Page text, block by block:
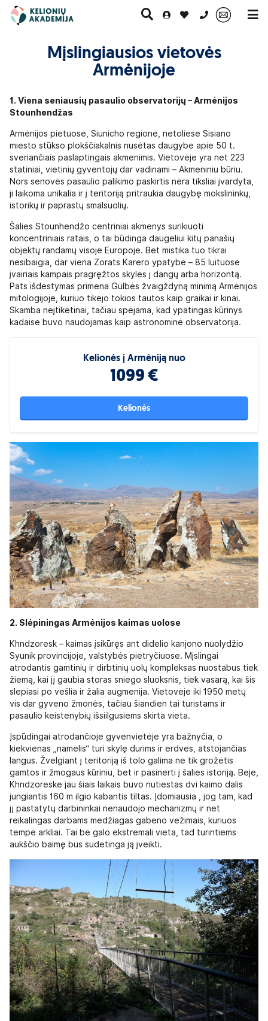
0 700 11007
minutė
kelionės
kelionės
Mįslingiausios vietovės
Armėnijoje
1. Viena seniausių pasaulio observatorijų – Armėnijos
Stounhendžas
Armėnijos pietuose, Siunicho regione, netoliese Sisiano
miesto stūkso plokščiakalnis nusėtas daugybe apie 50 t.
sveriančiais paslaptingais akmenimis. Vietovėje yra net 223
statiniai, vietinių gyventojų dar vadinami – Akmeniniu būriu.
Nors senovės pasaulio palikimo paskirtis nėra tiksliai įvardyta,
ji laikoma unikalia ir į teritoriją pritraukia daugybę mokslininkų,
istorikų ir paprastų smalsuolių.
Šalies Stounhendžo centriniai akmenys surikiuoti
koncentriniais ratais, o tai būdinga daugeliui kitų panašių
objektų randamų visoje Europoje. Bet mistika tuo tikrai
nesibaigia, dar viena Zorats Karero ypatybė – 85 luituose
įvairiais kampais pragręžtos skylės į dangų arba horizontą.
Pats išdėstymas primena Gulbės žvaigždyną minimą Armėnijos
mitologijoje, kuriuo tikėjo tokios tautos kaip graikai ir kinai.
Skamba neįtikėtinai, tačiau spėjama, kad ypatingas kūrinys
kadaise buvo naudojamas kaip astronominė observatorija.
Kelionės į Armėniją nuo
1099 €
Kelionės
2. Slėpiningas Armėnijos kaimas uolose
Khndzoresk – kaimas įsikūręs ant didelio kanjono nuolydžio
Syunik provincijoje, valstybės pietryčiuose. Mįslingai
atrodantis gamtinių ir dirbtinių uolų kompleksas nuostabus tiek
žiemą, kai jį gaubia storas sniego sluoksnis, tiek vasarą, kai šis
slepiasi po vešlia ir žalia augmenija. Vietovėje iki 1950 metų
vis dar gyveno žmonės, tačiau šiandien tai turistams ir
pasaulio keistenybių išsiilgusiems skirta vieta.
Įspūdingai atrodančioje gyvenvietėje yra bažnyčia, o
kiekvienas „namelis“ turi skylę durims ir erdves, atstojančias
langus. Žvelgiant į teritoriją iš tolo galima ne tik grožėtis
gamtos ir žmogaus kūriniu, bet ir pasinerti į šalies istoriją. Beje,
Khndzoreske jau šiais laikais buvo nutiestas dvi kaimo dalis
jungiantis 160 m ilgio kabantis tiltas. Įdomiausia , jog tam, kad
jį pastatytų darbininkai nenaudojo mechanizmų ir net
reikalingas darbams medžiagas gabeno vežimais, kuriuos
tempė arkliai. Tai be galo ekstremali vieta, tad turintiems
aukščio baimę bus sudėtinga ją įveikti.